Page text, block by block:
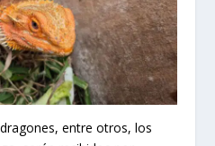
entre otros, los